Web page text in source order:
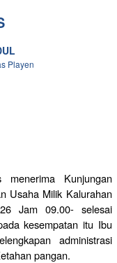
Playen
menerima Kunjungan
Usaha Milik Kalurahan
Jam 09.00- selesai
kesempatan itu Ibu
administrasi
pangan.